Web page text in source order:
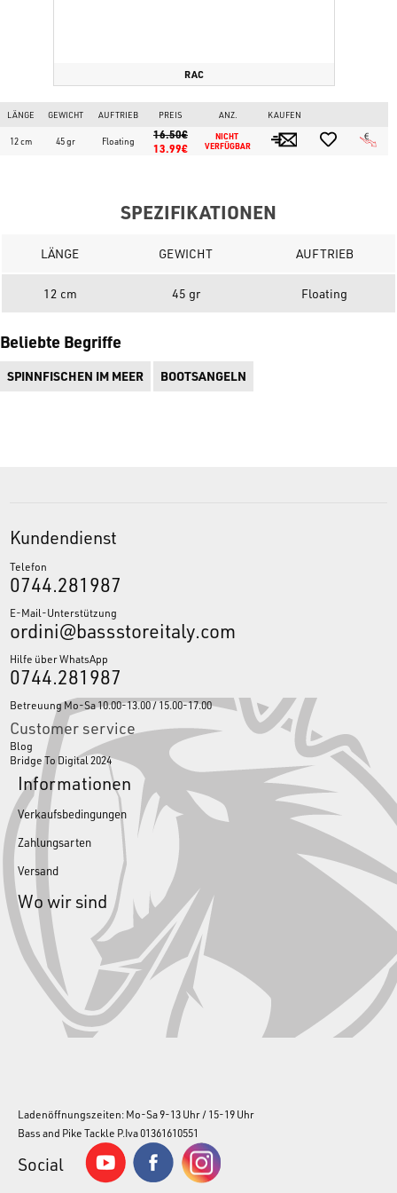
RAC
LÄNGE GEWICHT AUFTRIEB PREIS ANZ. KAUFEN
12 cm 45 gr Floating
16.50€
13.99€
NICHT
VERFÜGBAR
SPEZIFIKATIONEN
LÄNGE GEWICHT AUFTRIEB
12 cm 45 gr Floating
Beliebte Begriffe
SPINNFISCHEN IM MEER BOOTSANGELN
Kundendienst
Telefon
0744.281987
E-Mail-Unterstützung
ordini@bassstoreitaly.com
Hilfe über WhatsApp
0744.281987
Betreuung Mo-Sa 10.00-13.00 / 15.00-17.00
Customer service
Blog
Bridge To Digital 2024
Informationen
Verkaufsbedingungen
Zahlungsarten
Versand
Wo wir sind
Ladenöffnungszeiten: Mo-Sa 9-13 Uhr / 15-19 Uhr
Bass and Pike Tackle P.Iva 01361610551
Social